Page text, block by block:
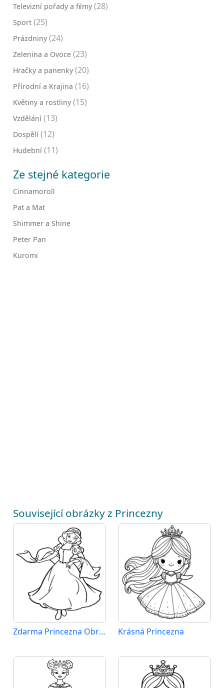
Televizní pořady a filmy (28)
Sport (25)
Prázdniny (24)
Zelenina a Ovoce (23)
Hračky a panenky (20)
Přírodní a Krajina (16)
Květiny a rostliny (15)
Vzdělání (13)
Dospělí (12)
Hudební (11)
Ze stejné kategorie
Cinnamoroll
Pat a Mat
Shimmer a Shine
Peter Pan
Kuromi
Související obrázky z Princezny
Zdarma Princezna Obrázek Krásná Princezna